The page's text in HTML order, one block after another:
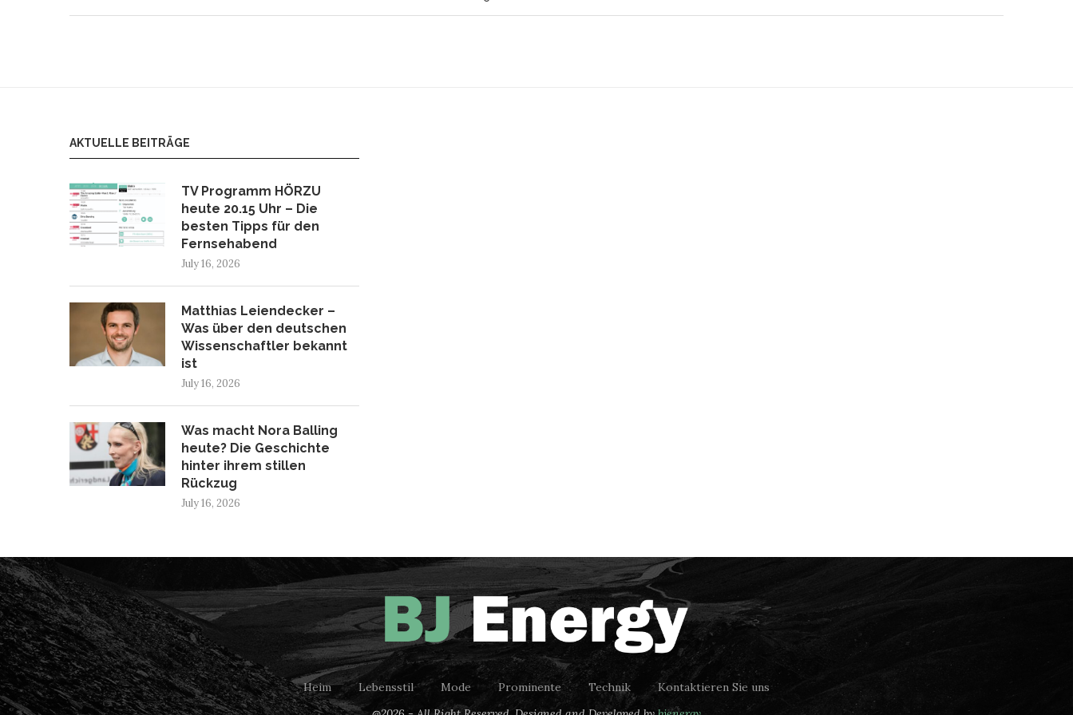
AKTUELLE BEITRÄGE
TV Programm HÖRZU
heute 20.15 Uhr – Die
besten Tipps für den
Fernsehabend
July 16, 2026
Matthias Leiendecker –
Was über den deutschen
Wissenschaftler bekannt
ist
July 16, 2026
Was macht Nora Balling
heute? Die Geschichte
hinter ihrem stillen
Rückzug
July 16, 2026
Heim Lebensstil Mode Prominente Technik
Kontaktieren Sie uns